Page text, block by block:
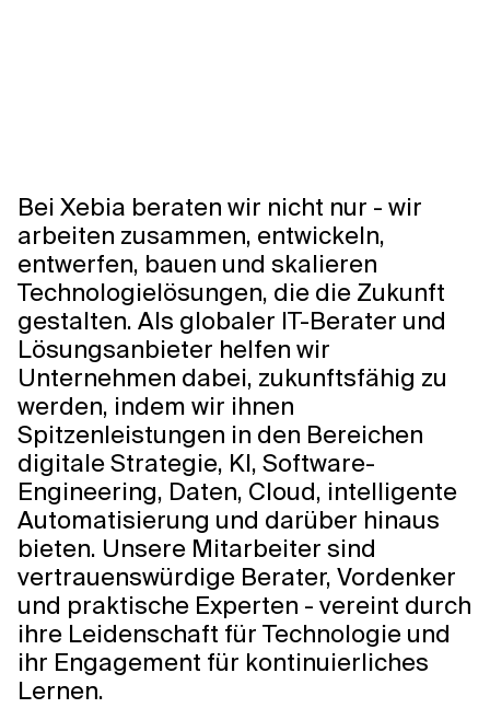
Bei Xebia beraten wir nicht nur - wir
arbeiten zusammen, entwickeln,
entwerfen, bauen und skalieren
Technologielösungen, die die Zukunft
gestalten. Als globaler IT-Berater und
Lösungsanbieter helfen wir
Unternehmen dabei, zukunftsfähig zu
werden, indem wir ihnen
Spitzenleistungen in den Bereichen
digitale Strategie, KI, Software-
Engineering, Daten, Cloud, intelligente
Automatisierung und darüber hinaus
bieten. Unsere Mitarbeiter sind
vertrauenswürdige Berater, Vordenker
und praktische Experten - vereint durch
ihre Leidenschaft für Technologie und
ihr Engagement für kontinuierliches
Lernen.